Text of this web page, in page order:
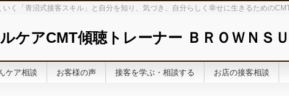
く「青沼式接客スキル」と自分を知り、気づき、自分らしく幸せに生きるための
ケアCMT傾聴トレーナー ＢＲＯＷＮＳ
ケア相談 お客様の声 接客を学ぶ・相談する お店の接客相談